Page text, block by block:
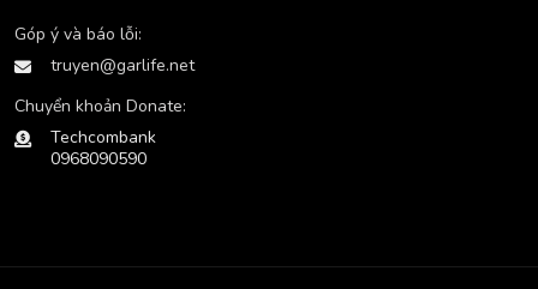
Góp ý và báo lỗi:
truyen@garlife.net
Chuyển khoản Donate:
Techcombank
0968090590